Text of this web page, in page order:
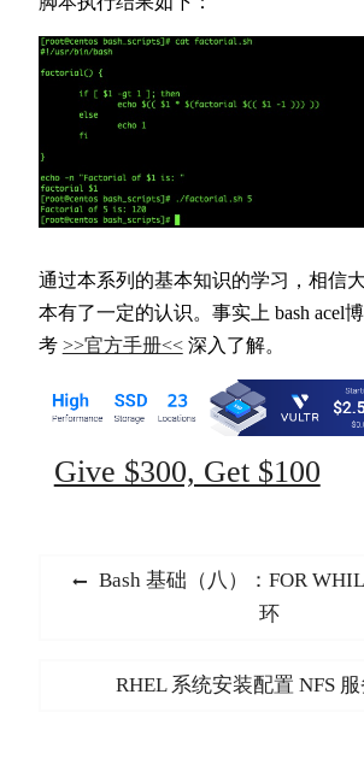
通过本系列的基本知识的学习，相信
本有了一定的认识。事实上 bash acel
考 >>官方手册<<深入了解。
Give $300, Get $100
Previous
Bash 基础（八）：FOR
环
Next
RHEL 系统安装配置 NFS